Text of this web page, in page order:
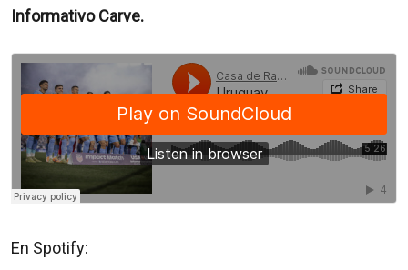
Informativo Carve.
En Spotify: